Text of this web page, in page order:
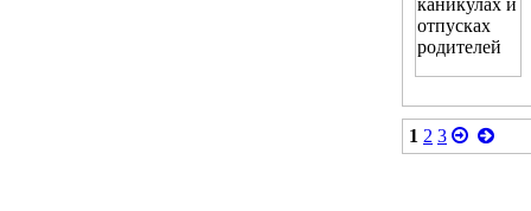
1 2 3